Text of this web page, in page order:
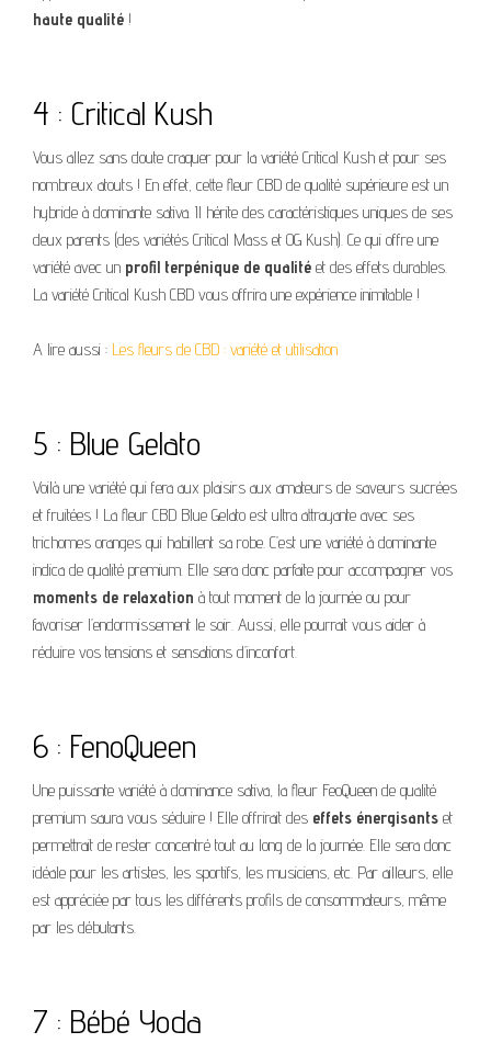
haute qualité !
4 : Critical Kush
Vous allez sans doute craquer pour la variété Critical Kush et pour ses
nombreux atouts ! En effet, cette fleur CBD de qualité supérieure est un
hybride à dominante sativa. Il hérite des caractéristiques uniques de ses
deux parents (des variétés Critical Mass et OG Kush). Ce qui offre une
variété avec un profil terpénique de qualité et des effets durables.
La variété Critical Kush CBD vous offrira une expérience inimitable !
A lire aussi : Les fleurs de CBD : variété et utilisation
5 : Blue Gelato
Voilà une variété qui fera aux plaisirs aux amateurs de saveurs sucrées
et fruitées ! La fleur CBD Blue Gelato est ultra attrayante avec ses
trichomes oranges qui habillent sa robe. C’est une variété à dominante
indica de qualité premium. Elle sera donc parfaite pour accompagner vos
moments de relaxation à tout moment de la journée ou pour
favoriser l’endormissement le soir. Aussi, elle pourrait vous aider à
réduire vos tensions et sensations d’inconfort.
6 : FenoQueen
Une puissante variété à dominance sativa, la fleur FeoQueen de qualité
premium saura vous séduire ! Elle offrirait des effets énergisants et
permettrait de rester concentré tout au long de la journée. Elle sera donc
idéale pour les artistes, les sportifs, les musiciens, etc. Par ailleurs, elle
est appréciée par tous les différents profils de consommateurs, même
par les débutants.
7 : Bébé Yoda